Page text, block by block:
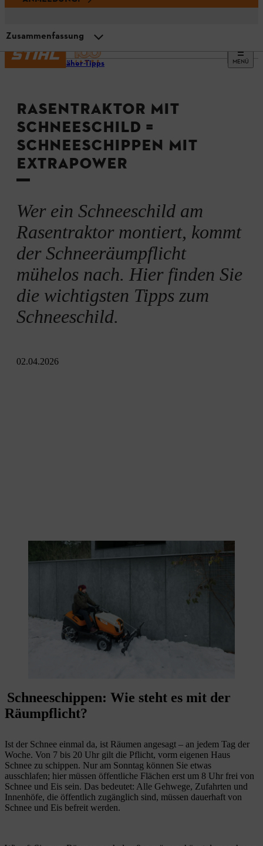
MENÜ
Rasenmäher-Tipps
RASENTRAKTOR MIT
SCHNEESCHILD =
SCHNEESCHIPPEN MIT
EXTRAPOWER
Wer ein Schneeschild am
Rasentraktor montiert, kommt
der Schneeräumpflicht
mühelos nach. Hier finden Sie
die wichtigsten Tipps zum
Schneeschild.
02.04.2026
Zusammenfassung
Anleitung: Schneeschild befestigen
Schneeschild-Einsatz vorbereiten
Schneeschippen: Wie steht es mit der
Räumpflicht?
Ist der Schnee einmal da, ist Räumen angesagt – an jedem Tag der
Woche. Von 7 bis 20 Uhr gilt die Pflicht, vorm eigenen Haus
Schnee zu schippen. Nur am Sonntag können Sie etwas
ausschlafen; hier müssen öffentliche Flächen erst um 8 Uhr frei von
Schnee und Eis sein. Das bedeutet: Alle Gehwege, Zufahrten und
Innenhöfe, die öffentlich zugänglich sind, müssen dauerhaft von
Schnee und Eis befreit werden.